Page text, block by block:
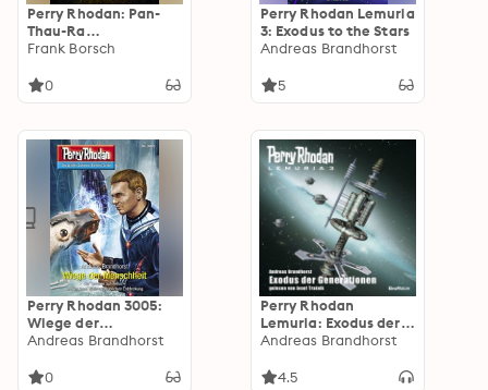
Perry Rhodan: Pan-
Thau-Ra
(Sammelband): Drei
Band
Frank Borsch
0
Perry Rhodan Lemuria
3: Exodus to the Stars
Andreas Brandhorst
5
Perry Rhodan 3005:
Wiege der
Menschheit: Perry
"Mythos"
Andreas Brandhorst
0
Perry Rhodan
Lemuria: Exodus der
Generationen
Andreas Brandhorst
4.5